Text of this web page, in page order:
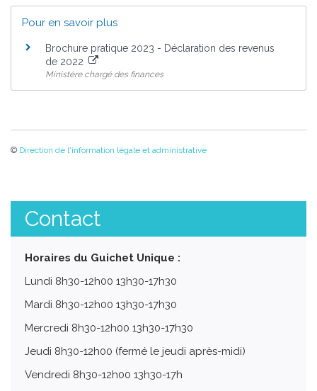
Pour en savoir plus
Brochure pratique 2023 - Déclaration des revenus
de 2022
Ministère chargé des finances
© Direction de l'information légale et administrative
Contact
Horaires du Guichet Unique :
Lundi 8h30-12h00 13h30-17h30
Mardi 8h30-12h00 13h30-17h30
Mercredi 8h30-12h00 13h30-17h30
Jeudi 8h30-12h00 (fermé le jeudi après-midi)
Vendredi 8h30-12h00 13h30-17h